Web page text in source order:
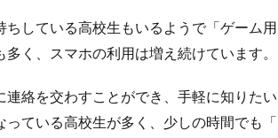
ちしている高校生もいるようで「ゲーム
多く、スマホの利用は増え続けています。
連絡を交わすことができ、手軽に知りた
っている高校生が多く、少しの時間でも